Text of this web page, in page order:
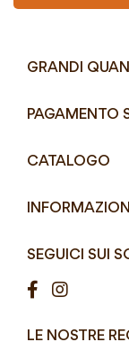
GRANDI
RICHIEDI
Email
8:30 - 12:30 /
PAGAMENTO
CATALOGO
Street Food e
Pizzerie e Panifici
Ristorazione
Condizioni di
SEGUICI SUI
LE NOSTRE